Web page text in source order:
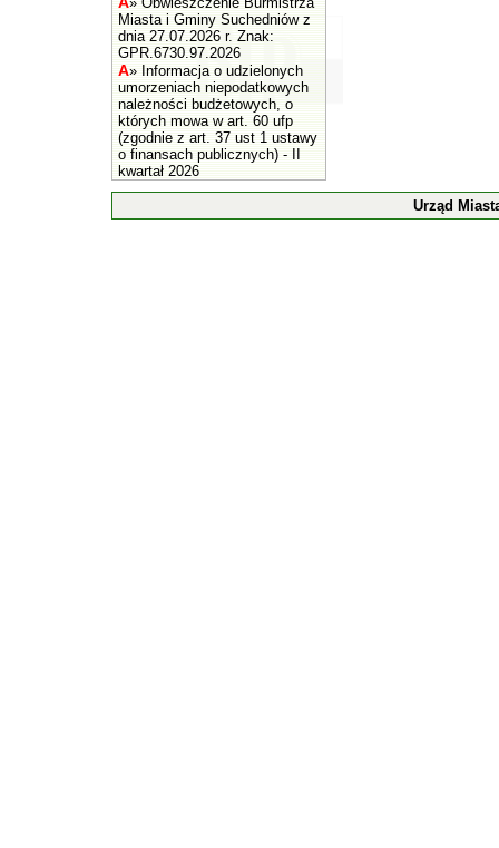
Miasta i Gminy Suchedniów z
dnia 27.07.2026 r. Znak:
GPR.6730.97.2026
A» Informacja o udzielonych
umorzeniach niepodatkowych
należności budżetowych, o
których mowa w art. 60 ufp
(zgodnie z art. 37 ust 1 ustawy
o finansach publicznych) - II
kwartał 2026
Urząd